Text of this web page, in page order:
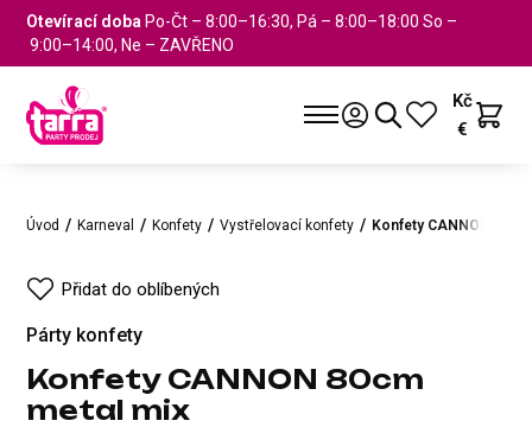
Otevírací doba Po-Čt – 8:00–16:30, Pá – 8:00–18:00 So –
9:00–14:00, Ne – ZAVŘENO
Kč
€
Úvod Karneval Konfety Vystřelovací konfety Konfety CANNON
Přidat do oblíbených
Párty konfety
Konfety CANNON 80cm
metal mix